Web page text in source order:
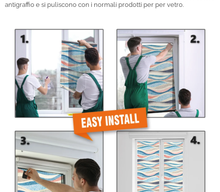
antigraffio e si puliscono con i normali prodotti per per vetro.